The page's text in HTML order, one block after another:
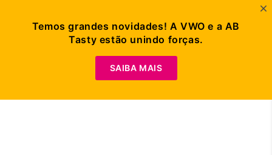
Solicitar
Demonstração
Temos grandes novidades! A VWO e a AB
Tasty estão unindo forças.
SAIBA MAIS